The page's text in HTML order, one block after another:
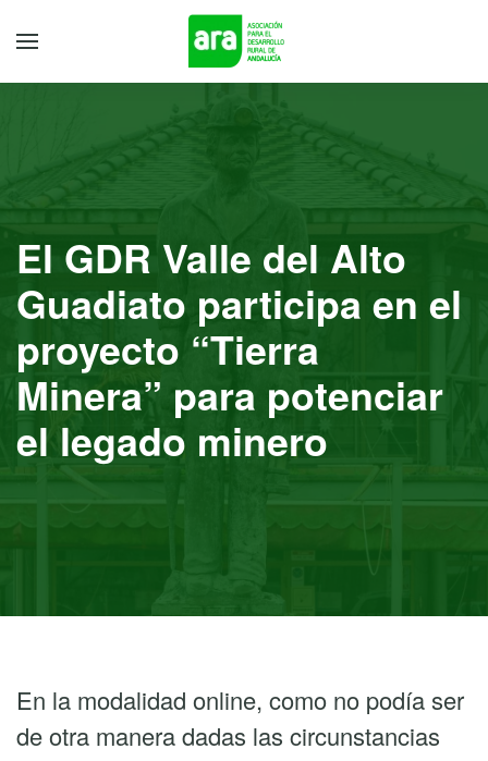
El GDR Valle del Alto
Guadiato participa en el
proyecto “Tierra
Minera” para potenciar
el legado minero
En la modalidad online, como no podía ser
de otra manera dadas las circunstancias